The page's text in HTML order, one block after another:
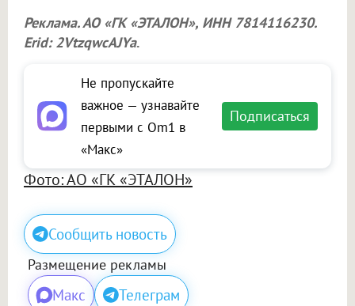
Реклама. АО «ГК «ЭТАЛОН», ИНН 7814116230.
Erid: 2VtzqwcAJYa.
Не пропускайте
важное — узнавайте
первыми с Om1 в
«Макс»
Подписаться
Фото: АО «ГК «ЭТАЛОН»
Сообщить новость
Размещение рекламы
Макс Телеграм